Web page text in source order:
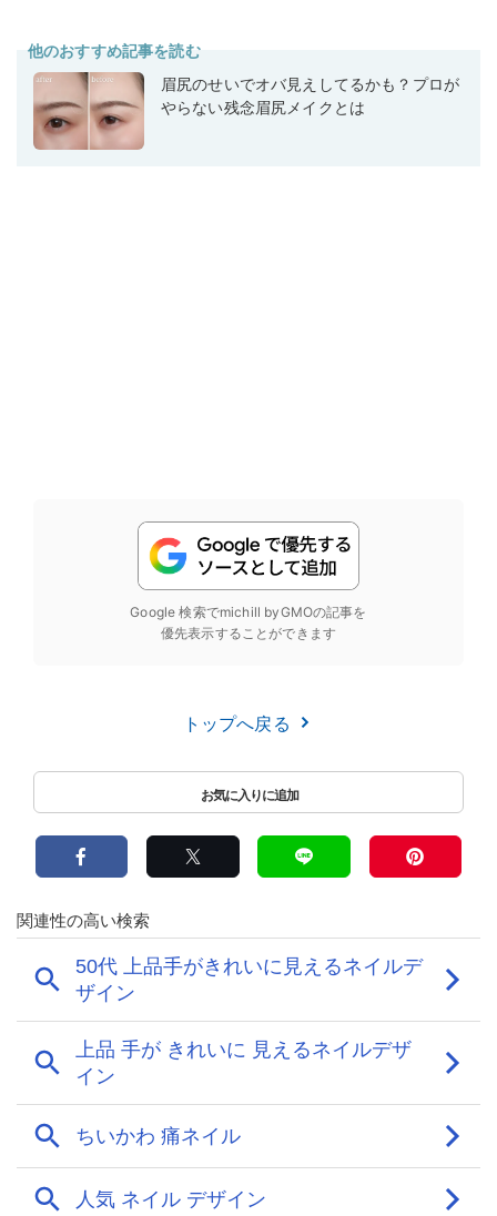
他のおすすめ記事を読む
眉尻のせいでオバ見えしてるかも？プロが
やらない残念眉尻メイクとは
Google 検索でmichill byGMOの記事を
優先表示することができます
トップへ戻る